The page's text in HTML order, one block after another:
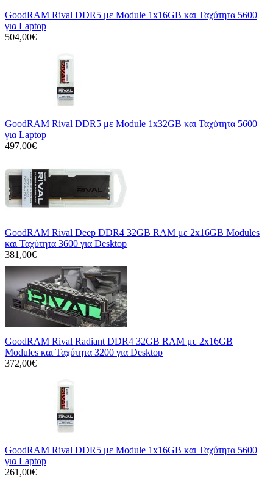
GoodRAM Rival DDR5 με Module 1x16GB και Ταχύτητα 5600
για Laptop
504,00€
GoodRAM Rival DDR5 με Module 1x32GB και Ταχύτητα 5600
για Laptop
497,00€
GoodRAM Rival Deep DDR4 32GB RAM με 2x16GB Modules
και Ταχύτητα 3600 για Desktop
381,00€
GoodRAM Rival Radiant DDR4 32GB RAM με 2x16GB
Modules και Ταχύτητα 3200 για Desktop
372,00€
GoodRAM Rival DDR5 με Module 1x16GB και Ταχύτητα 5600
για Laptop
261,00€